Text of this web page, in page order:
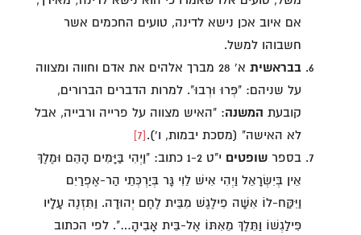
אם איוב אכן נישא לדינה, טועים החכמים אשר
חשבוהו למשל.
בבראשית
א' 28 מברך אלהים את אדם וחווה ומצווה
על שניהם: "פְּרוּ וּרְבוּ". למרות הדברים הברורים,
קובעת המשנה: "האיש מצווה על פרייה ורבייה, אבל
לא האישה" (מסכת יבמות, ו').[7]
בספר שופטים
י"ט 1-2 כתוב: "וַיְהִי בַּיָּמִים הָהֵם וּמֶלֶךְ
אֵין בְּיִשְׂרָאֵל וַיְהִי אִישׁ לֵוִי גָּר בְּיַרְכְּתֵי הַר-אֶפְרַיִם
וַיִּקַּח-לוֹ אִשָּׁה פִילֶגֶשׁ מִבֵּית לֶחֶם יְהוּדָה. וַתִּזְנֶה עָלָיו
פִּילַגְשׁוֹ וַתֵּלֶךְ מֵאִתּוֹ אֶל-בֵּית אָבִיהָ…". לפי הכתוב